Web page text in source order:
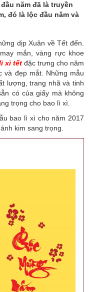
năm đã là truyền
đó là lộc đầu năm và
dịp Xuân về Tết đến.
mắn, vàng rực khoe
xì tết đặc trưng cho năm
và đẹp mắt. Những mẫu
lượng, trang nhã và tinh
có của giấy mà không
trọng cho bao lì xì.
bao lì xì cho năm 2017
kim sang trọng.